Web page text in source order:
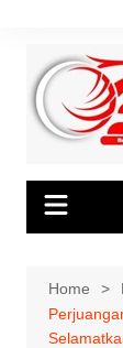
content
Home